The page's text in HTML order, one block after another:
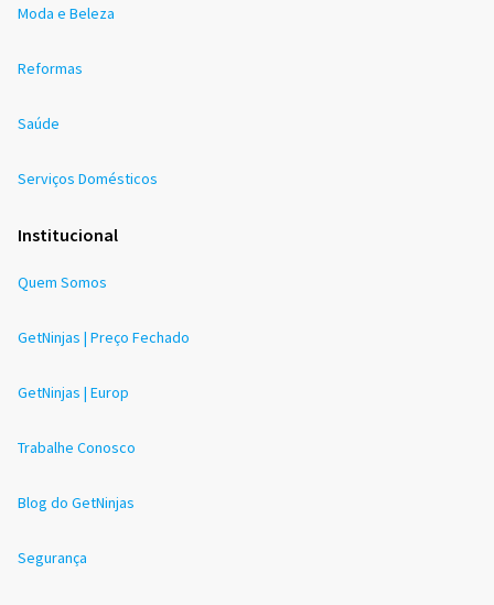
Moda e Beleza
Reformas
Saúde
Serviços Domésticos
Institucional
Quem Somos
GetNinjas | Preço Fechado
GetNinjas | Europ
Trabalhe Conosco
Blog do GetNinjas
Segurança